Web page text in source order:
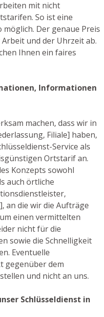
mit nicht
So ist eine
Der genaue Preis
und der Uhrzeit ab.
Ihnen ein faires
Informationen
machen, dass wir in
Filiale] haben,
Service als
Ortstarif an.
Konzepts sowohl
auch örtliche
an die wir die Aufträge
einen vermittelten
nicht für die
sowie die Schnelligkeit
Eventuelle
gegenüber dem
und nicht an uns.
Schlüsseldienst in